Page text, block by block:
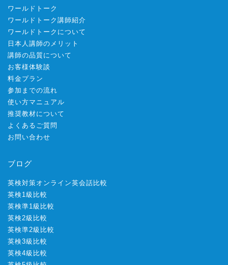
ワールドトーク
ワールドトーク講師紹介
ワールドトークについて
日本人講師のメリット
講師の品質について
お客様体験談
料金プラン
参加までの流れ
使い方マニュアル
推奨教材について
よくあるご質問
お問い合わせ
ブログ
英検対策オンライン英会話比較
英検1級比較
英検準1級比較
英検2級比較
英検準2級比較
英検3級比較
英検4級比較